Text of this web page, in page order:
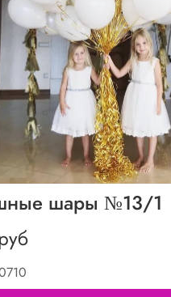
шары №13/1